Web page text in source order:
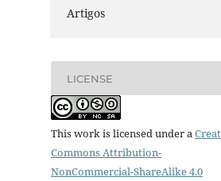
Artigos
LICENSE
This work is licensed under a
Commons Attribution-
NonCommercial-ShareAlike 4.0